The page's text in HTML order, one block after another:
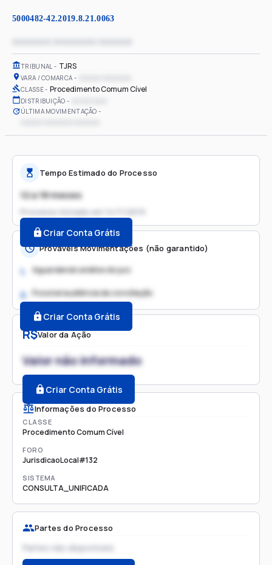
5000482-42.2019.8.21.0063
TRIBUNAL TJRS
VARA / COMARCA
CLASSE Procedimento Comum Cível
DISTRIBUIÇÃO
ÚLTIMA MOVIMENTAÇÃO
R$Valor da Ação
Valor não informado
Criar Conta Grátis
Informações do Processo
CLASSE
Procedimento Comum Cível
FORO
JurisdicaoLocal#132
SISTEMA
CONSULTA_UNIFICADA
Partes do Processo
Partes não disponíveis
Tempo Estimado do Processo
12 a 18 meses
Processo iniciado em
Criar Conta Grátis
Prováveis Movimentações (não garantido)
1. Aguardando análise do juiz
2. Possível audiência de conciliação
Criar Conta Grátis